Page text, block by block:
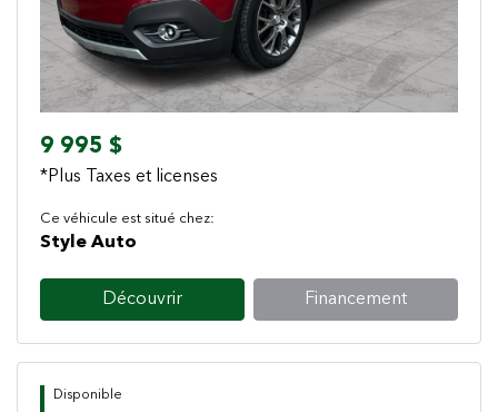
9 995 $
*Plus Taxes et licenses
Ce véhicule est situé chez:
Style Auto
Découvrir Financement
Disponible